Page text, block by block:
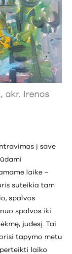
akr. Irenos
į save
laike –
suteikia tam
spalvos
spalvos iki
judesį. Tai
tapymo metu
laiko